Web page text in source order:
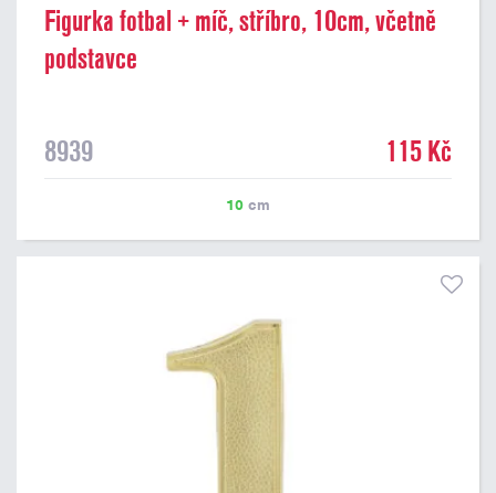
Figurka fotbal + míč, stříbro, 10cm, včetně
podstavce
8939 115 Kč
10 cm